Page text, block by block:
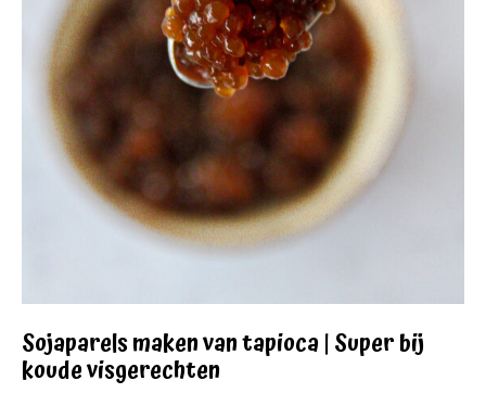
Sojaparels maken van tapioca | Super bij
koude visgerechten